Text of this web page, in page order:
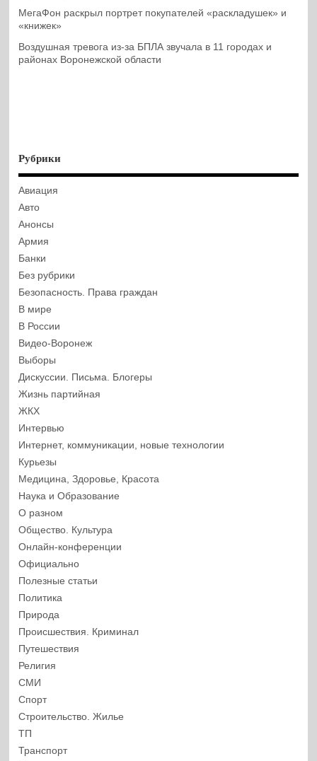
МегаФон раскрыл портрет покупателей «раскладушек» и
«книжек»
Воздушная тревога из-за БПЛА звучала в 11 городах и
районах Воронежской области
Рубрики
Авиация
Авто
Анонсы
Армия
Банки
Без рубрики
Безопасность. Права граждан
В мире
В России
Видео-Воронеж
Выборы
Дискуссии. Письма. Блогеры
Жизнь партийная
ЖКХ
Интервью
Интернет, коммуникации, новые технологии
Курьезы
Медицина, Здоровье, Красота
Наука и Образование
О разном
Общество. Культура
Онлайн-конференции
Официально
Полезные статьи
Политика
Природа
Происшествия. Криминал
Путешествия
Религия
СМИ
Спорт
Строительство. Жилье
ТП
Транспорт